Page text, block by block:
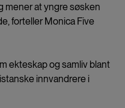
mener at yngre søsken
forteller Monica Five
ekteskap og samliv blant
innvandrere i